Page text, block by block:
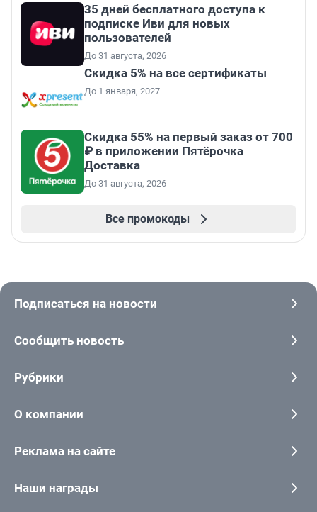
35 дней бесплатного доступа к
подписке Иви для новых
пользователей
До 31 августа, 2026
Скидка 5% на все сертификаты
До 1 января, 2027
Скидка 55% на первый заказ от 700
₽ в приложении Пятёрочка
Доставка
До 31 августа, 2026
Все промокоды
Подписаться на новости
Сообщить новость
Рубрики
О компании
Реклама на сайте
Наши награды